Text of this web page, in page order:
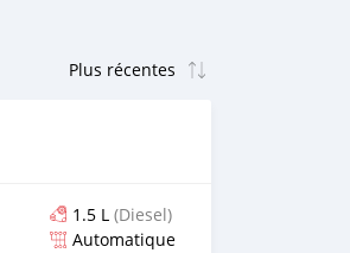
1.5 L (Diesel)
Automatique